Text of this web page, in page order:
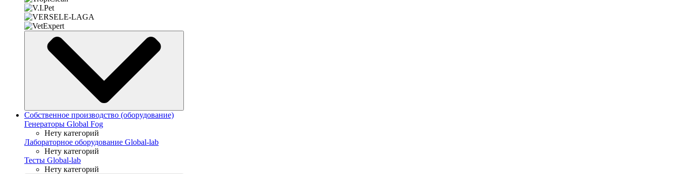
Собственное производство (оборудование)
Генераторы Global Fog
Нету категорий
Лабораторное оборудование Global-lab
Нету категорий
Тесты Global-lab
Нету категорий